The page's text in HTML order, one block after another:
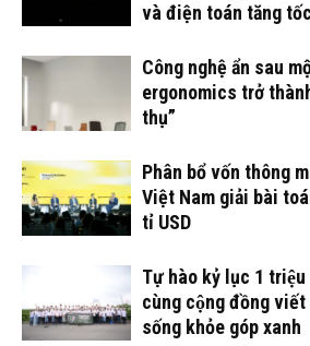
và điện toán tăng tốc
Công nghệ ẩn sau
ergonomics trở
thụ”
Phân bổ vốn thông
Việt Nam giải bài
tỉ USD
Tự hào kỷ lục 1
cùng cộng đồng
sống khỏe góp xanh